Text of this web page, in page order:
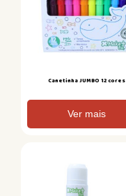
Canetinha JUMBO 12 cores
Ver mais